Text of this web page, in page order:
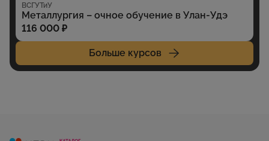
ВСГУТиУ
Металлургия – очное обучение в Улан-Удэ
116 000 ₽
Больше курсов